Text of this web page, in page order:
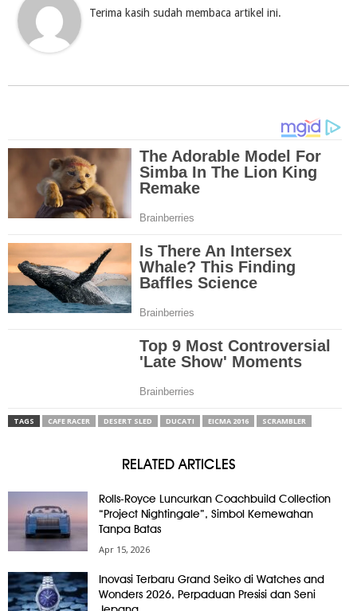
Terima kasih sudah membaca artikel ini.
TAGS CAFE RACER DESERT SLED DUCATI EICMA 2016 SCRAMBLER
RELATED ARTICLES
Rolls-Royce Luncurkan Coachbuild Collection
“Project Nightingale”, Simbol Kemewahan
Tanpa Batas
Apr 15, 2026
Inovasi Terbaru Grand Seiko di Watches and
Wonders 2026, Perpaduan Presisi dan Seni